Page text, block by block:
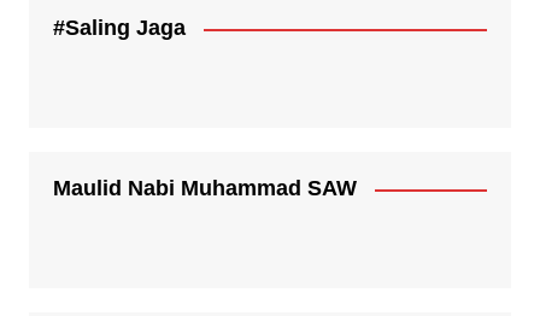
#Saling Jaga
Maulid Nabi Muhammad SAW